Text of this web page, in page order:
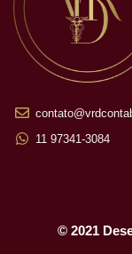
11 97341-3084
© 2021